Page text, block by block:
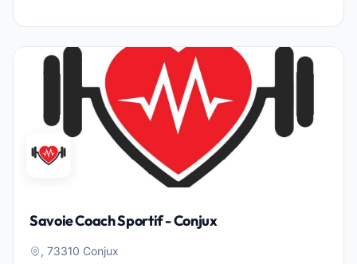
Savoie Coach Sportif - Conjux
, 73310 Conjux